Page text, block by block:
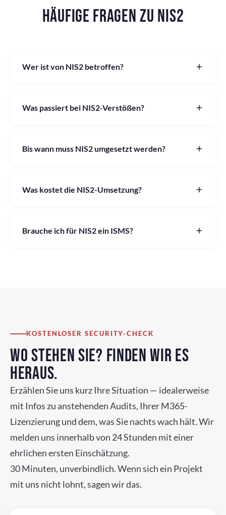
HÄUFIGE FRAGEN ZU NIS2
Wer ist von NIS2 betroffen?
Was passiert bei NIS2-Verstößen?
Bis wann muss NIS2 umgesetzt werden?
Was kostet die NIS2-Umsetzung?
Brauche ich für NIS2 ein ISMS?
KOSTENLOSER SECURITY-CHECK
WO STEHEN SIE? FINDEN WIR ES
HERAUS.
Erzählen Sie uns kurz Ihre Situation — idealerweise
mit Infos zu anstehenden Audits, Ihrer M365-
Lizenzierung und dem, was Sie nachts wach hält. Wir
melden uns innerhalb von 24 Stunden mit einer
ehrlichen ersten Einschätzung.
30 Minuten, unverbindlich. Wenn sich ein Projekt
mit uns nicht lohnt, sagen wir das.